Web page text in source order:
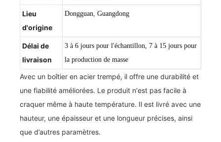
Lieu
d'origine
Dongguan, Guangdong
Délai de
livraison
3 à 6 jours pour l'échantillon, 7 à 15 jours pour
la production de masse
Avec un boîtier en acier trempé, il offre une durabilité et
une fiabilité améliorées. Le produit n'est pas facile à
craquer même à haute température. Il est livré avec une
hauteur, une épaisseur et une longueur précises, ainsi
que d’autres paramètres.